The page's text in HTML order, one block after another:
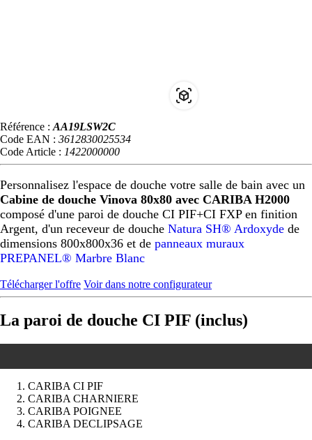
Référence : AA19LSW2C
Code EAN : 3612830025534
Code Article : 1422000000
Personnalisez l'espace de douche votre salle de bain avec un
Cabine de douche Vinova 80x80 avec CARIBA H2000
composé d'une paroi de douche CI PIF+CI FXP en finition
Argent, d'un receveur de douche Natura SH® Ardoxyde de
dimensions 800x800x36 et de panneaux muraux
PREPANEL® Marbre Blanc
Télécharger l'offre Voir dans notre configurateur
La paroi de douche CI PIF (inclus)
CARIBA CI PIF
CARIBA CHARNIERE
CARIBA POIGNEE
CARIBA DECLIPSAGE